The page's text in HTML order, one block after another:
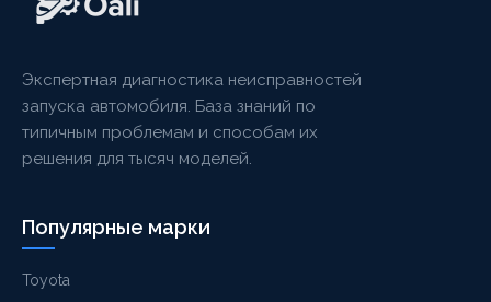
Экспертная диагностика неисправностей
запуска автомобиля. База знаний по
типичным проблемам и способам их
решения для тысяч моделей.
Популярные марки
Toyota